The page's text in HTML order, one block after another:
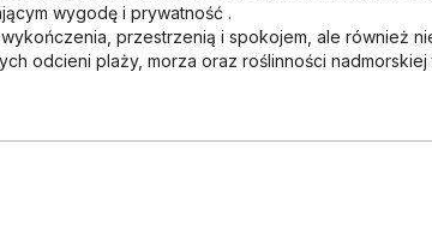
wygodę i prywatność .
przestrzenią i spokojem, ale również
odcieni plaży, morza oraz roślinności